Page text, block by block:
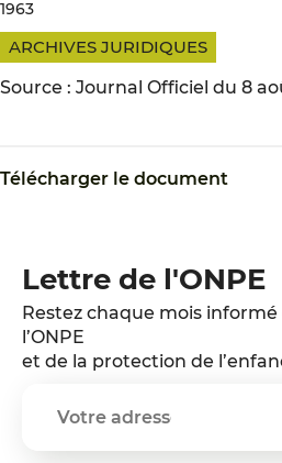
1963
ARCHIVES JURIDIQUES
Source : Journal Officiel du 8
Télécharger le document
Lettre de l'ONPE
Restez chaque mois informé
l’ONPE
et de la protection de